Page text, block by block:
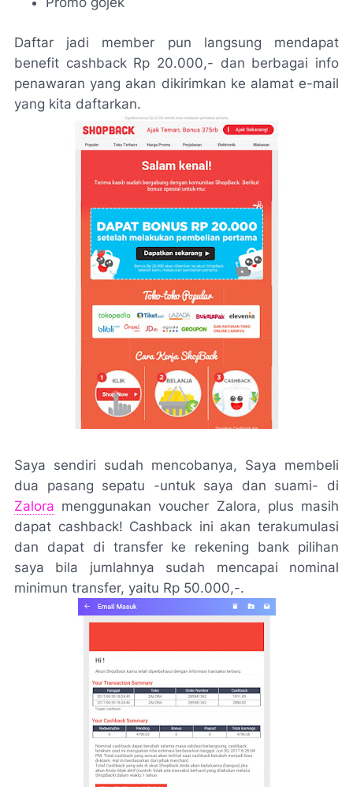
Daftar jadi member pun langsung mendapat
benefit cashbackRp 20.000,- dan berbagai info
penawaran yang akan dikirimkan ke alamat e-mail
yang kita daftarkan.
Saya sendiri sudah mencobanya, Saya membeli
dua pasang sepatu -untuk saya dan suami- di
Zalora menggunakanvoucher Zalora, plus masih
dapat cashback! Cashback ini akan terakumulasi
dan dapat di transfer ke rekening bank pilihan
saya bila jumlahnya sudah mencapai nominal
minimun transfer, yaitu Rp 50.000,-.